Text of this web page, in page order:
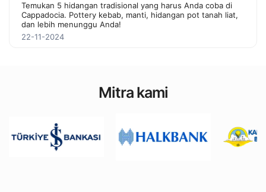
Temukan 5 hidangan tradisional yang harus Anda coba di
Cappadocia. Pottery kebab, manti, hidangan pot tanah liat,
dan lebih menunggu Anda!
22-11-2024
Mitra kami